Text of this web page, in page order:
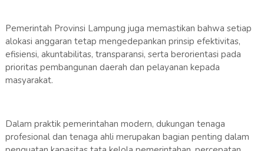
Pemerintah Provinsi Lampung juga memastikan bahwa setiap
alokasi anggaran tetap mengedepankan prinsip efektivitas,
efisiensi, akuntabilitas, transparansi, serta berorientasi pada
prioritas pembangunan daerah dan pelayanan kepada
masyarakat.
Dalam praktik pemerintahan modern, dukungan tenaga
profesional dan tenaga ahli merupakan bagian penting dalam